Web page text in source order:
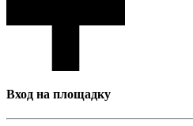
Вход на площадку